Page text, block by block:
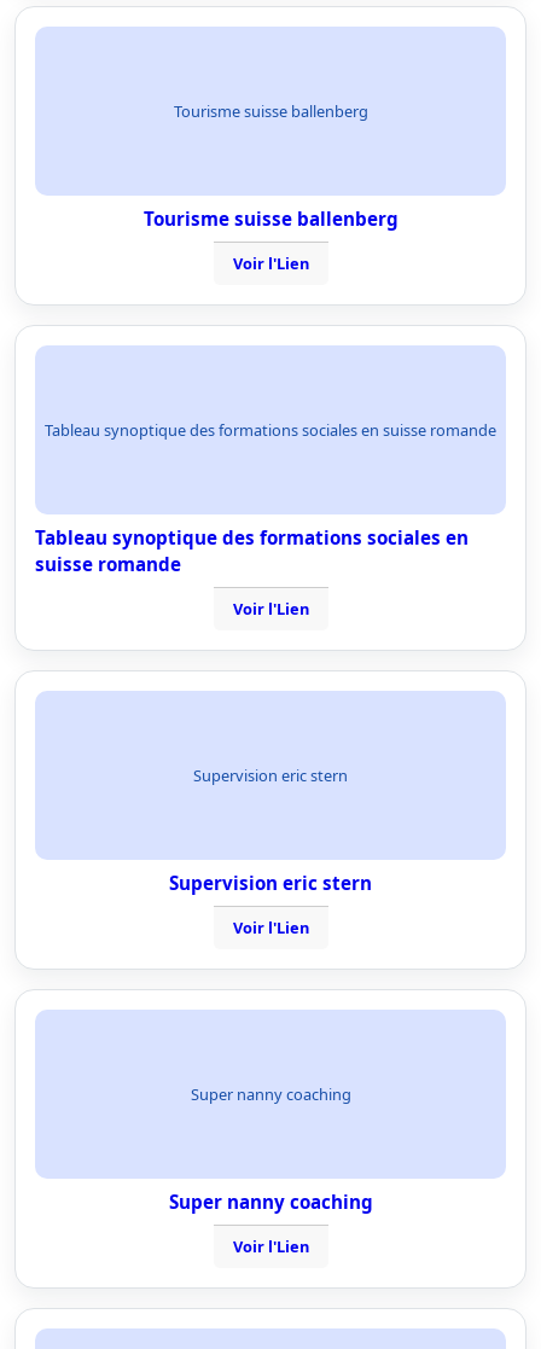
Tourisme suisse ballenberg
Tourisme suisse ballenberg
Voir l'Lien
Tableau synoptique des formations sociales en suisse romande
Tableau synoptique des formations sociales en
suisse romande
Voir l'Lien
Supervision eric stern
Supervision eric stern
Voir l'Lien
Super nanny coaching
Super nanny coaching
Voir l'Lien